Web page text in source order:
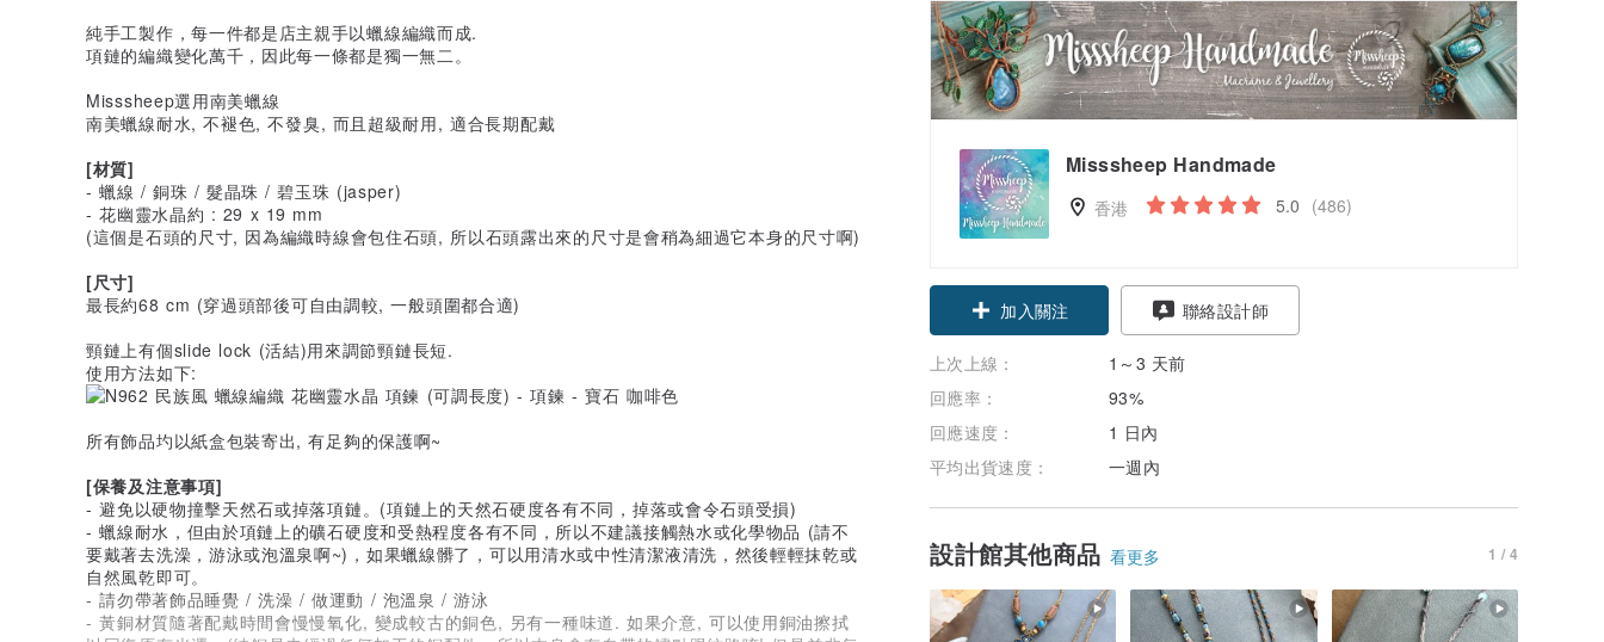
Misssheep Handmade
香港 5.0 (486)
加入關注 聯絡設計師
上次上線：
1～3 天前
回應率：
93%
回應速度：
1 日內
平均出貨速度：
一週內
設計館其他商品 看更多 1 / 4
純手工製作，每一件都是店主親手以蠟線編織而成.
項鏈的編織變化萬千，因此每一條都是獨一無二。
Misssheep選用南美蠟線
南美蠟線耐水, 不褪色, 不發臭, 而且超級耐用, 適合長期配戴
[材質]
- 蠟線 / 銅珠 / 髮晶珠 / 碧玉珠 (jasper)
- 花幽靈水晶約 : 29 x 19 mm
(這個是石頭的尺寸, 因為編織時線會包住石頭, 所以石頭露出來的尺寸是會稍為細過它本身的尺寸啊)
[尺寸]
最長約68 cm (穿過頭部後可自由調較, 一般頭圍都合適)
頸鏈上有個slide lock (活結)用來調節頸鏈長短.
使用方法如下:
所有飾品圴以紙盒包裝寄出, 有足夠的保護啊~
[保養及注意事項]
- 避免以硬物撞擊天然石或掉落項鏈。(項鏈上的天然石硬度各有不同，掉落或會令石頭受損)
- 蠟線耐水，但由於項鏈上的礦石硬度和受熱程度各有不同，所以不建議接觸熱水或化學物品 (請不
要戴著去洗澡，游泳或泡溫泉啊~)，如果蠟線髒了，可以用清水或中性清潔液清洗，然後輕輕抹乾或
自然風乾即可。
- 請勿帶著飾品睡覺 / 洗澡 / 做運動 / 泡溫泉 / 游泳
- 黃銅材質隨著配戴時間會慢慢氧化, 變成較古的銅色, 另有一種味道. 如果介意, 可以使用銅油擦拭